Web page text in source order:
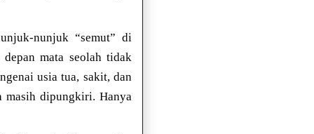
nunjuk “semut” di
mata seolah tidak
usia tua, sakit, dan
masih dipungkiri. Hanya